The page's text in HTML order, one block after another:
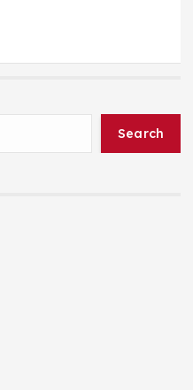
Search